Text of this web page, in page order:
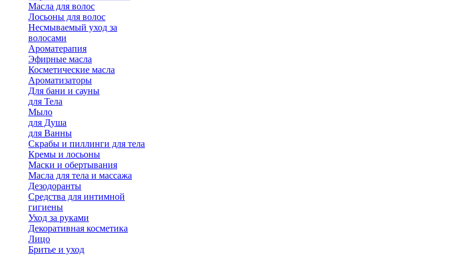
Масла для волос
Лосьоны для волос
Несмываемый уход за
волосами
Ароматерапия
Эфирные масла
Косметические масла
Ароматизаторы
Для бани и сауны
для Тела
Мыло
для Душа
для Ванны
Скрабы и пиллинги для тела
Кремы и лосьоны
Маски и обертывания
Масла для тела и массажа
Дезодоранты
Средства для интимной
гигиены
Уход за руками
Декоративная косметика
Лицо
Бритье и уход